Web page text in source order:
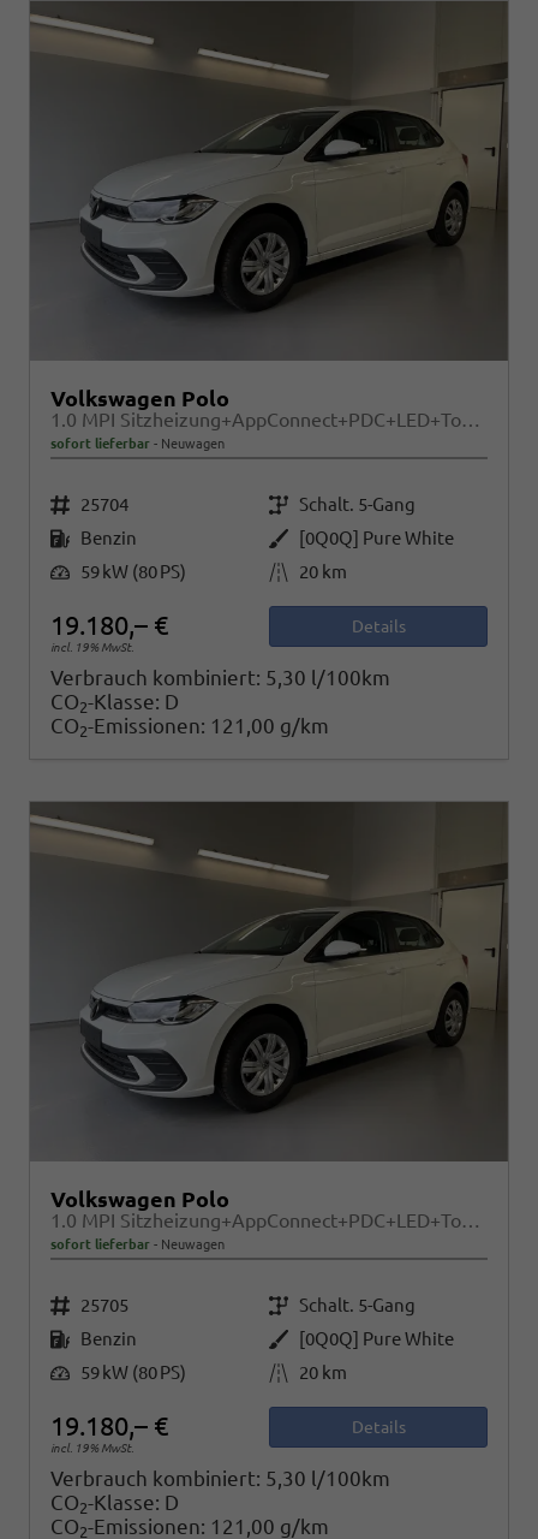
Volkswagen Polo
1.0 MPI Sitzheizung+AppConnect+PDC+LED+Touch+Lichtsensor+MultiLenkrad
sofort lieferbar Neuwagen
Fahrzeugnr. 25704 Getriebe Schalt. 5-Gang
Kraftstoff Benzin Außenfarbe
[0Q0Q] Pure White
Leistung 59 kW (80 PS) Kilometerstand 20 km
19.180,– €
incl. 19% MwSt.
Details
Verbrauch kombiniert: 5,30 l/100km
CO2-Klasse: D
CO2-Emissionen: 121,00 g/km
Volkswagen Polo
1.0 MPI Sitzheizung+AppConnect+PDC+LED+Touch+Lichtsensor+MultiLenkrad
sofort lieferbar Neuwagen
Fahrzeugnr. 25705 Getriebe Schalt. 5-Gang
Kraftstoff Benzin Außenfarbe
[0Q0Q] Pure White
Leistung 59 kW (80 PS) Kilometerstand 20 km
19.180,– €
incl. 19% MwSt.
Details
Verbrauch kombiniert: 5,30 l/100km
CO2-Klasse: D
CO2-Emissionen: 121,00 g/km